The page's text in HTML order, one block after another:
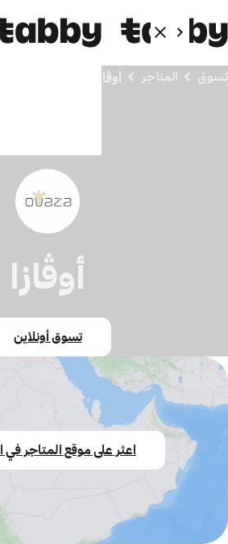
تسوق المتاجر أوڤازا
أوڤازا
تسوق أونلاين
اعثر على موقع المتاجر في